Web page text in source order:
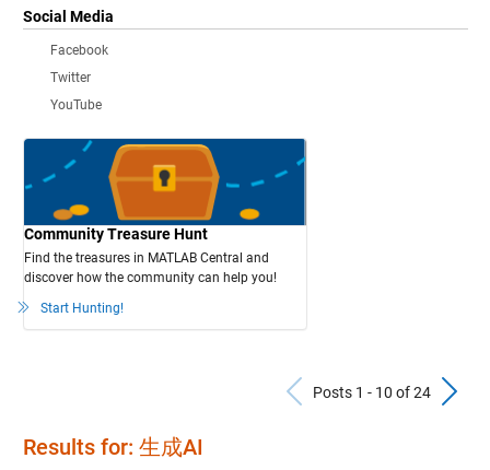
Social Media
Facebook
Twitter
YouTube
Community Treasure Hunt
Find the treasures in MATLAB Central and
discover how the community can help you!
Start Hunting!
Previous
Posts 1 - 10 of 24
Results for: 生成AI